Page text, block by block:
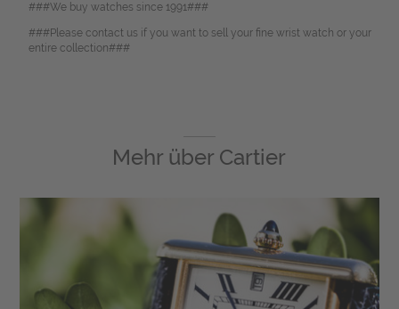
###We buy watches since 1991###
###Please contact us if you want to sell your fine wrist watch or your
entire collection###
Mehr über Cartier